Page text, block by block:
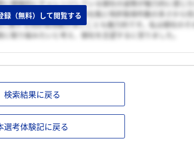
積極的にチャレンジしている御社の姿勢が魅力的に感じた
戦できるボトムアップの社風と特許取得件数の多さから
関する特許取得数が多いことも魅力的です。私は御社のそ
取り組みたいと考え、御社を志望するに至りました。
録（無料）して閲覧する
検索結果に戻る
選考体験記に戻る